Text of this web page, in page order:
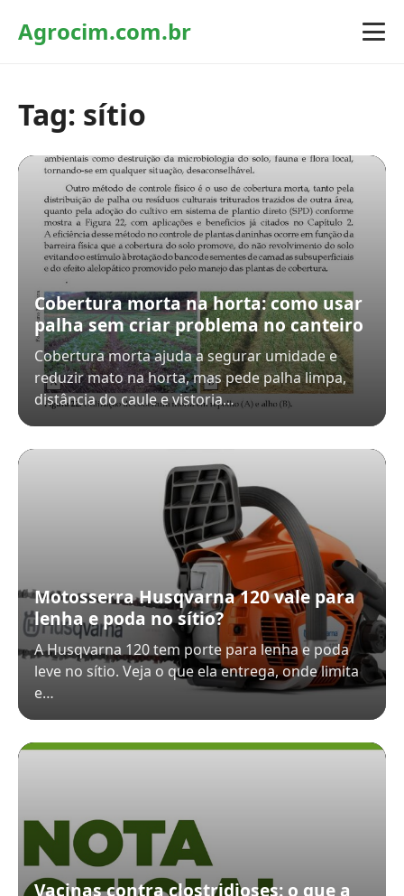
Agrocim.com.br
Tag: sítio
Cobertura morta na horta: como usar
palha sem criar problema no canteiro
Cobertura morta ajuda a segurar umidade e
reduzir mato na horta, mas pede palha limpa,
distância do caule e vistoria…
Motosserra Husqvarna 120 vale para
lenha e poda no sítio?
A Husqvarna 120 tem porte para lenha e poda
leve no sítio. Veja o que ela entrega, onde limita
e…
Vacinas contra clostridioses: o que a